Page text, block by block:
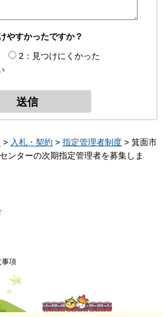
やすかったですか？
2：見つけにくかった
> 入札・契約 > 指定管理者制度 > 箕面市
ンターの次期指定管理者を募集しま
事項